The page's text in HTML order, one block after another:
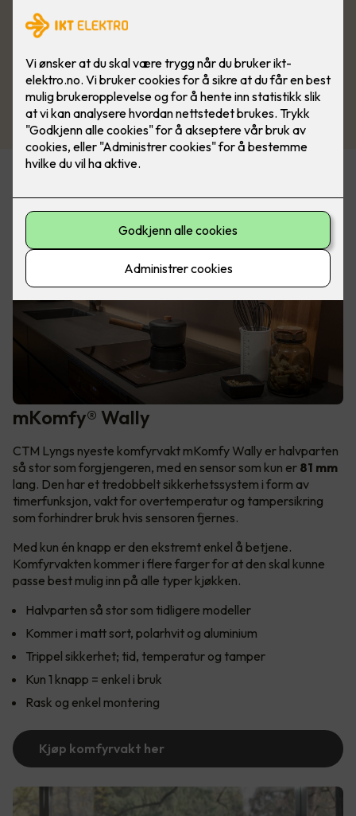
mKomfy® Wally
CTM Lyngs nyeste komfyrvakt mKomfy Wally er halvparten
så stor som forgjengeren, med en sensor som kun er 81 mm
lang. Den har et tredobbelt sikkerhetssystem i form av
timerfunksjon, vakt for overtemperatur og tampersikring
som forhindrer bruk hvis sensoren fjernes.
Med kun én knapp er den ekstremt enkel å betjene.
Komfyrvakten kommer i flere farger for at den skal kunne
passe best mulig inn på alle typer kjøkken.
Halvparten så stor som tidligere modeller
Kommer i matt sort, polarhvit og aluminium
Trippel sikkerhet; tid, temperatur og tamper
Kun 1 knapp = enkel i bruk
Rask og enkel montering
Kjøp komfyrvakt her